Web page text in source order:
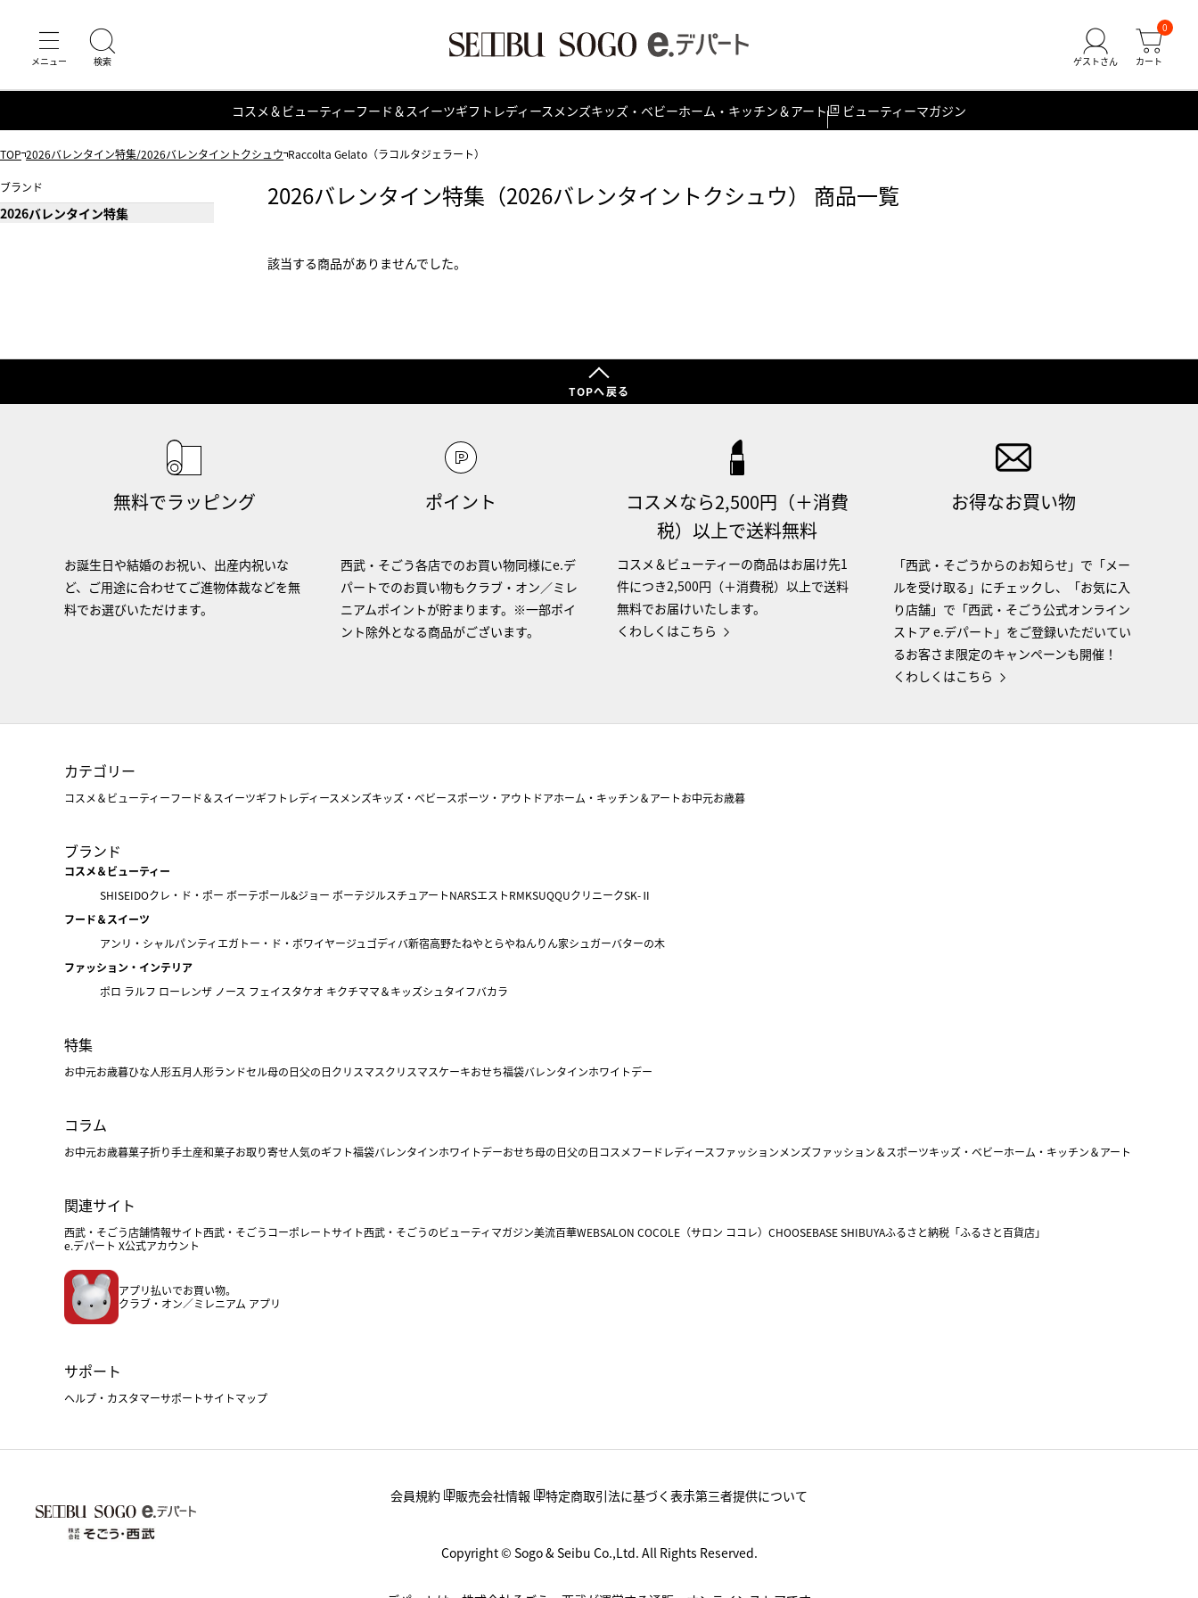
0
コスメ＆ビューティーフード＆スイーツギフト レディース メンズキッズ・ベビーホーム・キッチン＆アート ビューティーマガジン
TOP 2026バレンタイン特集/2026バレンタイントクシュウ Raccolta Gelato（ラコルタジェラート）
2026バレンタイン特集（2026バレンタイントクシュウ） 商品一覧
該当する商品がありませんでした。
ブランド
2026バレンタイン特集
TOPへ戻る
無料でラッピング
お誕生日や結婚のお祝い、出産内祝いな
ど、ご用途に合わせてご進物体裁などを無
料でお選びいただけます。
ポイント
西武・そごう各店でのお買い物同様にe.デ
パートでのお買い物もクラブ・オン／ミレ
ニアムポイントが貯まります。※一部ポイ
ント除外となる商品がございます。
コスメなら2,500円（＋消費
税）以上で送料無料
コスメ＆ビューティーの商品はお届け先1
件につき2,500円（＋消費税）以上で送料
無料でお届けいたします。
くわしくはこちら
お得なお買い物
「西武・そごうからのお知らせ」で「メー
ルを受け取る」にチェックし、「お気に入
り店舗」で「西武・そごう公式オンライン
ストア e.デパート」をご登録いただいてい
るお客さま限定のキャンペーンも開催！
くわしくはこちら
カテゴリー
コスメ＆ビューティーフード＆スイーツギフト レディース メンズキッズ・ベビースポーツ・アウトドアホーム・キッチン＆アートお中元お歳暮
ブランド
コスメ＆ビューティー
SHISEIDOクレ・ド・ポー ボーテポール&ジョー ボーテジルスチュアートNARSエストRMKSUQQUクリニークSK-Ⅱ
フード＆スイーツ
アンリ・シャルパンティエガトー・ド・ボワイヤージュ ゴディバ新宿高野たねやとらやねんりん家シュガーバターの木
ファッション・インテリア
ポロ ラルフ ローレンザ ノース フェイスタケオ キクチママ＆キッズシュタイフバカラ
特集
お中元お歳暮ひな人形五月人形ランドセル母の日父の日クリスマスクリスマスケーキおせち福袋バレンタインホワイトデー
コラム
お中元お歳暮菓子折り手土産和菓子お取り寄せ人気のギフト福袋バレンタインホワイトデーおせち母の日父の日 コスメフードレディースファッションメンズファッション＆スポーツキッズ・ベビーホーム・キッチン＆アート
関連サイト
西武・そごう店舗情報サイト西武・そごうコーポレートサイト西武・そごうのビューティマガジン美流百華WEBSALON COCOLE（サロン ココレ） CHOOSEBASE SHIBUYAふるさと納税「ふるさと百貨店」
e.デパート X公式アカウント
アプリ払いでお買い物。
クラブ・オン／ミレニアム アプリ
サポート
ヘルプ・カスタマーサポートサイトマップ
会員規約 販売会社情報 特定商取引法に基づく表示第三者提供について
Copyright © Sogo & Seibu Co.,Ltd. All Rights Reserved.